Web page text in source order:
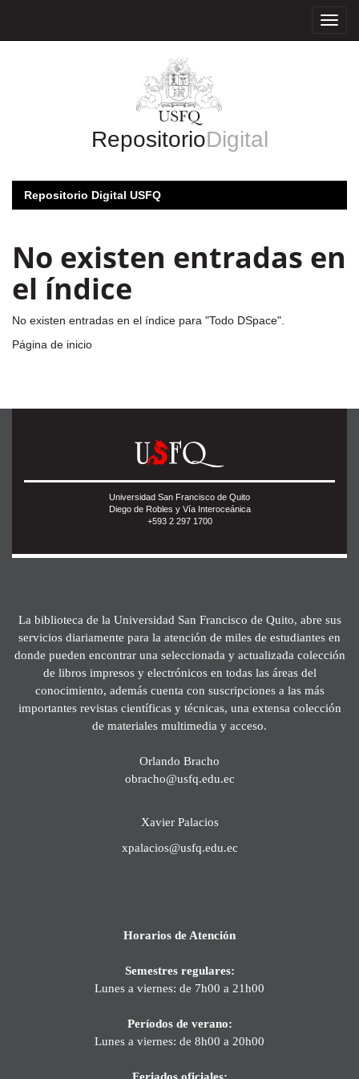
RepositorioDigital
Repositorio Digital USFQ
No existen entradas en
el índice
No existen entradas en el índice para "Todo DSpace".
Página de inicio
Universidad San Francisco de Quito
Diego de Robles y Vía Interoceánica
+593 2 297 1700
La biblioteca de la Universidad San Francisco de Quito, abre sus
servicios diariamente para la atención de miles de estudiantes en
donde pueden encontrar una seleccionada y actualizada colección
de libros impresos y electrónicos en todas las áreas del
conocimiento, además cuenta con suscripciones a las más
importantes revistas científicas y técnicas, una extensa colección
de materiales multimedia y acceso.
Orlando Bracho
obracho@usfq.edu.ec
Xavier Palacios
xpalacios@usfq.edu.ec
Horarios de Atención
Semestres regulares:
Lunes a viernes: de 7h00 a 21h00
Períodos de verano:
Lunes a viernes: de 8h00 a 20h00
Feriados oficiales: